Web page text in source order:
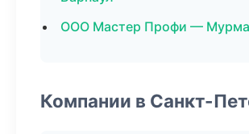
ООО Мастер Профи —
Компании в Санкт-